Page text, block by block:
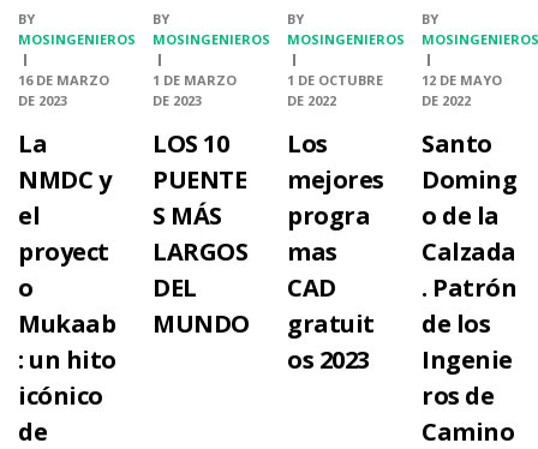
BY
MOSINGENIEROS
16 DE MARZO
DE 2023
La
NMDC y
el
proyect
o
Mukaab
: un hito
icónico
de
BY
MOSINGENIEROS
1 DE MARZO
DE 2023
LOS 10
PUENTE
S MÁS
LARGOS
DEL
MUNDO
BY
MOSINGENIEROS
1 DE OCTUBRE
DE 2022
Los
mejores
progra
mas
CAD
gratuit
os 2023
BY
MOSINGENIEROS
12 DE MAYO
DE 2022
Santo
Doming
o de la
Calzada
. Patrón
de los
Ingenie
ros de
Camino